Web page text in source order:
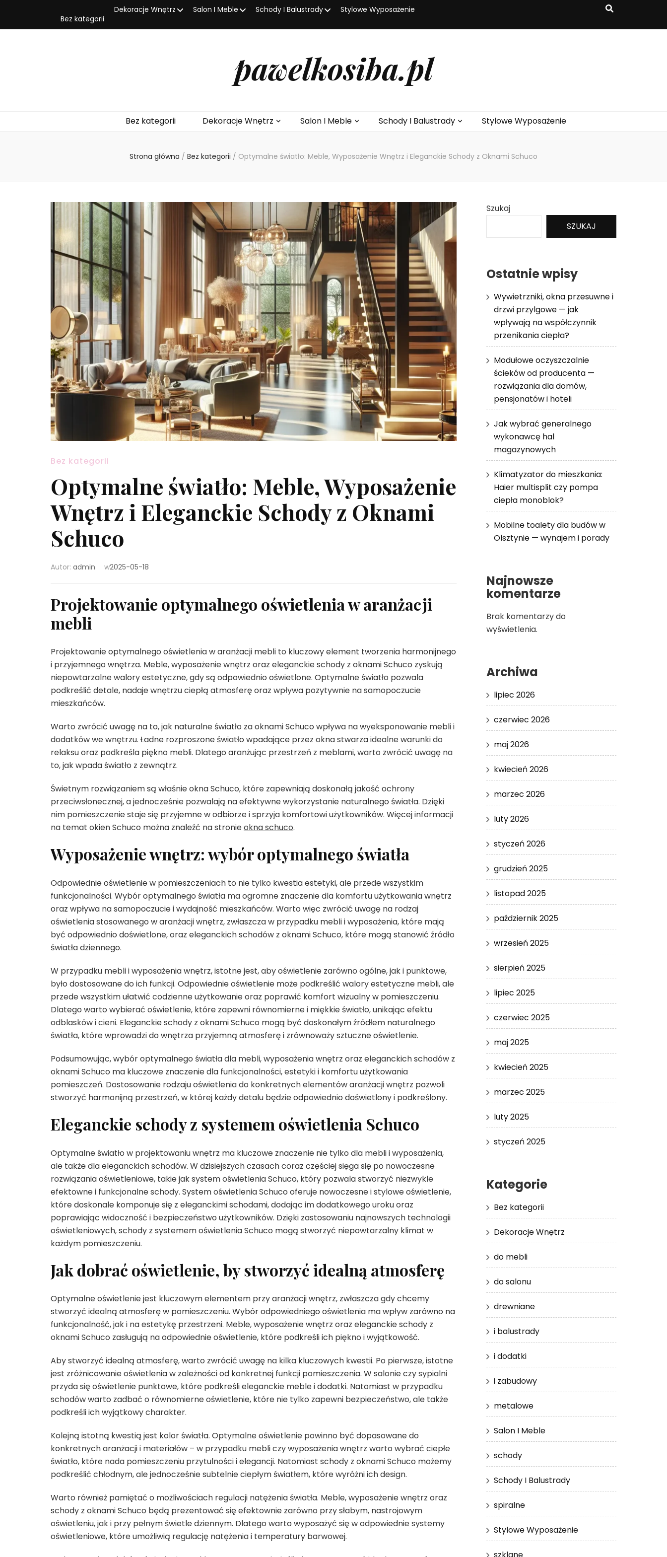
Bez kategorii
Dekoracje Wnętrz Salon I Meble Schody I Balustrady Stylowe Wyposażenie
pawelkosiba.pl
Bez kategorii Dekoracje Wnętrz Salon I Meble Schody I Balustrady Stylowe Wyposażenie
Strona główna / Bez kategorii / Optymalne światło: Meble, Wyposażenie Wnętrz i Eleganckie Schody z Oknami Schuco
Bez kategorii
Optymalne światło: Meble, Wyposażenie
Wnętrz i Eleganckie Schody z Oknami
Schuco
Autor: admin w2025-05-18
Projektowanie optymalnego oświetlenia w aranżacji
mebli
Projektowanie optymalnego oświetlenia w aranżacji mebli to kluczowy element tworzenia harmonijnego
i przyjemnego wnętrza. Meble, wyposażenie wnętrz oraz eleganckie schody z oknami Schuco zyskują
niepowtarzalne walory estetyczne, gdy są odpowiednio oświetlone. Optymalne światło pozwala
podkreślić detale, nadaje wnętrzu ciepłą atmosferę oraz wpływa pozytywnie na samopoczucie
mieszkańców.
Warto zwrócić uwagę na to, jak naturalne światło za oknami Schuco wpływa na wyeksponowanie mebli i
dodatków we wnętrzu. Ładne rozproszone światło wpadające przez okna stwarza idealne warunki do
relaksu oraz podkreśla piękno mebli. Dlatego aranżując przestrzeń z meblami, warto zwrócić uwagę na
to, jak wpada światło z zewnątrz.
Świetnym rozwiązaniem są właśnie okna Schuco, które zapewniają doskonałą jakość ochrony
przeciwsłonecznej, a jednocześnie pozwalają na efektywne wykorzystanie naturalnego światła. Dzięki
nim pomieszczenie staje się przyjemne w odbiorze i sprzyja komfortowi użytkowników. Więcej informacji
na temat okien Schuco można znaleźć na stronieokna schuco.
Wyposażenie wnętrz: wybór optymalnego światła
Odpowiednie oświetlenie w pomieszczeniach to nie tylko kwestia estetyki, ale przede wszystkim
funkcjonalności. Wybór optymalnego światła ma ogromne znaczenie dla komfortu użytkowania wnętrz
oraz wpływa na samopoczucie i wydajność mieszkańców. Warto więc zwrócić uwagę na rodzaj
oświetlenia stosowanego w aranżacji wnętrz, zwłaszcza w przypadku mebli i wyposażenia, które mają
być odpowiednio doświetlone, oraz eleganckich schodów z oknami Schuco, które mogą stanowić źródło
światła dziennego.
W przypadku mebli i wyposażenia wnętrz, istotne jest, aby oświetlenie zarówno ogólne, jak i punktowe,
było dostosowane do ich funkcji. Odpowiednie oświetlenie może podkreślić walory estetyczne mebli, ale
przede wszystkim ułatwić codzienne użytkowanie oraz poprawić komfort wizualny w pomieszczeniu.
Dlatego warto wybierać oświetlenie, które zapewni równomierne i miękkie światło, unikając efektu
odblasków i cieni. Eleganckie schody z oknami Schuco mogą być doskonałym źródłem naturalnego
światła, które wprowadzi do wnętrza przyjemną atmosferę i zrównoważy sztuczne oświetlenie.
Podsumowując, wybór optymalnego światła dla mebli, wyposażenia wnętrz oraz eleganckich schodów z
oknami Schuco ma kluczowe znaczenie dla funkcjonalności, estetyki i komfortu użytkowania
pomieszczeń. Dostosowanie rodzaju oświetlenia do konkretnych elementów aranżacji wnętrz pozwoli
stworzyć harmonijną przestrzeń, w której każdy detalu będzie odpowiednio doświetlony i podkreślony.
Eleganckie schody z systemem oświetlenia Schuco
Optymalne światło w projektowaniu wnętrz ma kluczowe znaczenie nie tylko dla mebli i wyposażenia,
ale także dla eleganckich schodów. W dzisiejszych czasach coraz częściej sięga się po nowoczesne
rozwiązania oświetleniowe, takie jak system oświetlenia Schuco, który pozwala stworzyć niezwykle
efektowne i funkcjonalne schody. System oświetlenia Schuco oferuje nowoczesne i stylowe oświetlenie,
które doskonale komponuje się z eleganckimi schodami, dodając im dodatkowego uroku oraz
poprawiając widoczność i bezpieczeństwo użytkowników. Dzięki zastosowaniu najnowszych technologii
oświetleniowych, schody z systemem oświetlenia Schuco mogą stworzyć niepowtarzalny klimat w
każdym pomieszczeniu.
Jak dobrać oświetlenie, by stworzyć idealną atmosferę
Optymalne oświetlenie jest kluczowym elementem przy aranżacji wnętrz, zwłaszcza gdy chcemy
stworzyć idealną atmosferę w pomieszczeniu. Wybór odpowiedniego oświetlenia ma wpływ zarówno na
funkcjonalność, jak i na estetykę przestrzeni. Meble, wyposażenie wnętrz oraz eleganckie schody z
oknami Schuco zasługują na odpowiednie oświetlenie, które podkreśli ich piękno i wyjątkowość.
Aby stworzyć idealną atmosferę, warto zwrócić uwagę na kilka kluczowych kwestii. Po pierwsze, istotne
jest zróżnicowanie oświetlenia w zależności od konkretnej funkcji pomieszczenia. W salonie czy sypialni
przyda się oświetlenie punktowe, które podkreśli eleganckie meble i dodatki. Natomiast w przypadku
schodów warto zadbać o równomierne oświetlenie, które nie tylko zapewni bezpieczeństwo, ale także
podkreśli ich wyjątkowy charakter.
Kolejną istotną kwestią jest kolor światła. Optymalne oświetlenie powinno być dopasowane do
konkretnych aranżacji i materiałów – w przypadku mebli czy wyposażenia wnętrz warto wybrać ciepłe
światło, które nada pomieszczeniu przytulności i elegancji. Natomiast schody z oknami Schuco możemy
podkreślić chłodnym, ale jednocześnie subtelnie ciepłym światłem, które wyróżni ich design.
Warto również pamiętać o możliwościach regulacji natężenia światła. Meble, wyposażenie wnętrz oraz
schody z oknami Schuco będą prezentować się efektownie zarówno przy słabym, nastrojowym
oświetleniu, jak i przy pełnym świetle dziennym. Dlatego warto wyposażyć się w odpowiednie systemy
oświetleniowe, które umożliwią regulację natężenia i temperatury barwowej.
Szukaj
SZUKAJ
Ostatnie wpisy
Wywietrzniki, okna przesuwne i
drzwi przylgowe — jak
wpływają na współczynnik
przenikania ciepła?
Modułowe oczyszczalnie
ścieków od producenta —
rozwiązania dla domów,
pensjonatów i hoteli
Jak wybrać generalnego
wykonawcę hal
magazynowych
Klimatyzator do mieszkania:
Haier multisplit czy pompa
ciepła monoblok?
Mobilne toalety dla budów w
Olsztynie — wynajem i porady
Najnowsze
komentarze
Brak komentarzy do
wyświetlenia.
Archiwa
lipiec 2026
czerwiec 2026
maj 2026
kwiecień 2026
marzec 2026
luty 2026
styczeń 2026
grudzień 2025
listopad 2025
październik 2025
wrzesień 2025
sierpień 2025
lipiec 2025
czerwiec 2025
maj 2025
kwiecień 2025
marzec 2025
luty 2025
styczeń 2025
Kategorie
Bez kategorii
Dekoracje Wnętrz
do mebli
do salonu
drewniane
i balustrady
i dodatki
i zabudowy
metalowe
Salon I Meble
schody
Schody I Balustrady
spiralne
Stylowe Wyposażenie
szklane